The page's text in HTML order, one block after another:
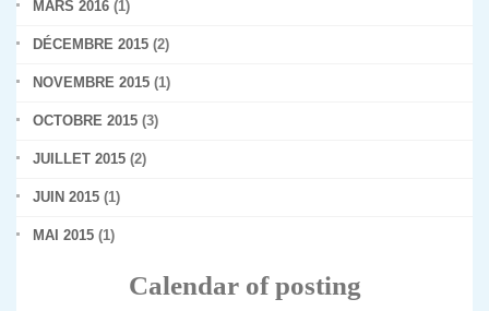
MARS 2016 (1)
DÉCEMBRE 2015 (2)
NOVEMBRE 2015 (1)
OCTOBRE 2015 (3)
JUILLET 2015 (2)
JUIN 2015 (1)
MAI 2015 (1)
Calendar of posting